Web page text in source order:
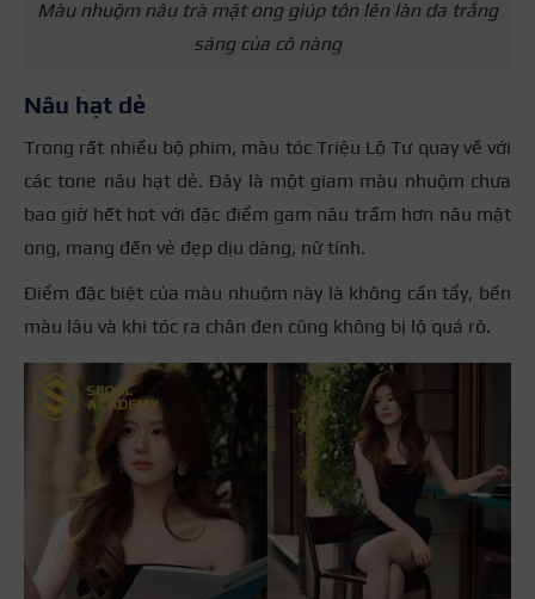
Màu nhuộm nâu trà mật ong giúp tôn lên làn da trắng
sáng của cô nàng
Nâu hạt dẻ
Trong rất nhiều bộ phim, màu tóc Triệu Lộ Tư quay về với
các tone nâu hạt dẻ. Đây là một giam màu nhuộm chưa
bao giờ hết hot với đặc điểm gam nâu trầm hơn nâu mật
ong, mang đến vẻ đẹp dịu dàng, nữ tính.
Điểm đặc biệt của màu nhuộm này là không cần tẩy, bền
màu lâu và khi tóc ra chân đen cũng không bị lộ quá rõ.